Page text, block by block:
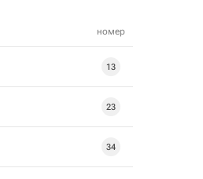
номер
13
23
34